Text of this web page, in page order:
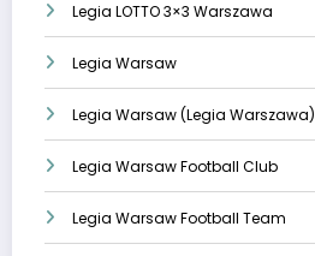
Legia LOTTO 3×3 Warszawa
Legia Warsaw
Legia Warsaw (Legia Warszawa)
Legia Warsaw Football Club
Legia Warsaw Football Team